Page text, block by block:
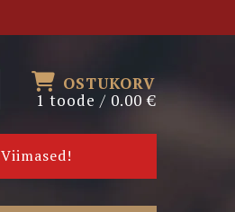
OSTUKORV
1 toode / 0.00€
Viimased!